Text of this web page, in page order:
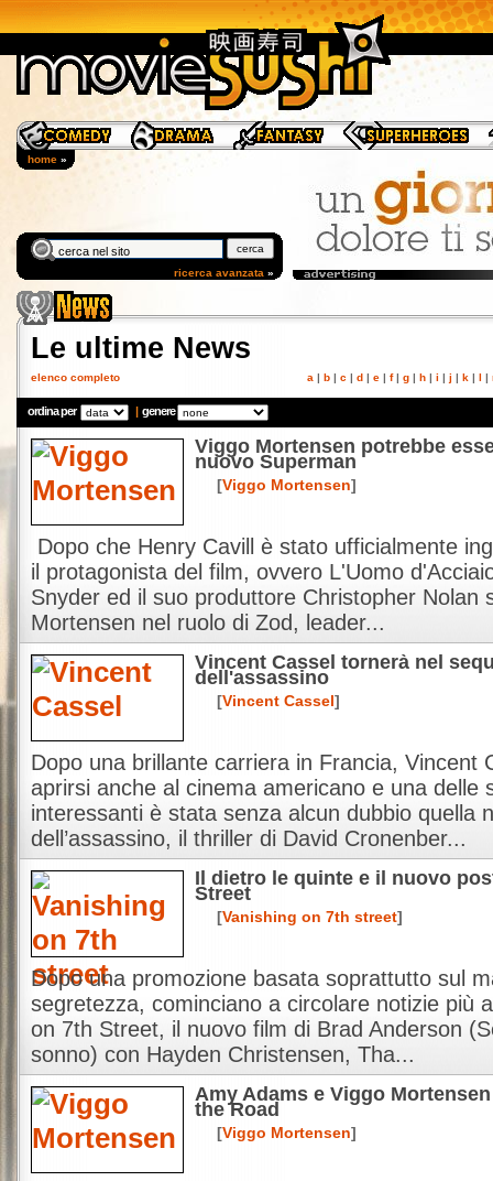
home »
Le ultime News
a | b | c | d | e | f| g | h | i | j | k | l |
elenco completo
ordina per genere
Viggo Mortensen potrebbe
nuovo Superman
[Viggo Mortensen]
Dopo che Henry Cavill è stato ufficialmente
il protagonista del film, ovvero L'Uomo
Snyder ed il suo produttore Christopher Nolan
Mortensen nel ruolo di Zod, leader...
Vincent Cassel tornerà nel
dell'assassino
[Vincent Cassel]
Dopo una brillante carriera in Francia, Vincent
aprirsi anche al cinema americano e una delle
interessanti è stata senza alcun dubbio quella
dell’assassino, il thriller di David Cronenber...
Il dietro le quinte e il nuovo
Street
[Vanishing on 7th street]
Dopo una promozione basata soprattutto sul
segretezza, cominciano a circolare notizie più
on 7th Street, il nuovo film di Brad Anderson
sonno) con Hayden Christensen, Tha...
Amy Adams e Viggo
the Road
[Viggo Mortensen]
ricerca avanzata »